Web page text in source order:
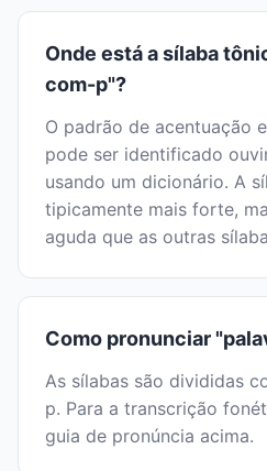
Onde está a sílaba
com-p"?
O padrão de acentuação
pode ser identificado
usando um dicionário. A
tipicamente mais forte,
aguda que as outras
Como pronunciar
As sílabas são divididas
p. Para a transcrição
guia de pronúncia acima.